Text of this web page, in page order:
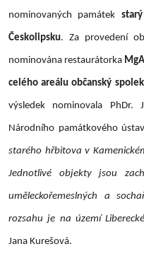
nominovaných památek
Českolipsku. Za provedení
nominována restaurátorka
celého areálu občanský
výsledek nominovala PhDr.
Národního památkového
starého hřbitova v
Jednotlivé objekty jsou
uměleckořemeslných a
rozsahu je na území
Jana Kurešová.